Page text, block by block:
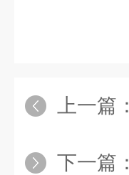
上一篇：
下一篇：